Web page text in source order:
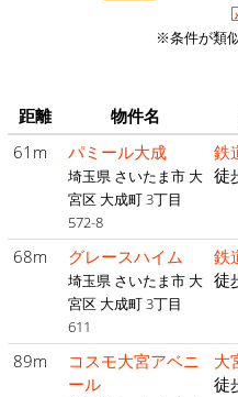
※条件が類
距離 物件名
61m
パミール大成
埼玉県 さいたま市 大
宮区 大成町 3丁目
572-8
鉄
徒
68m グレースハイム
埼玉県 さいたま市 大
宮区 大成町 3丁目
611
鉄
徒
89m
コスモ大宮アベニ
ール
大
徒